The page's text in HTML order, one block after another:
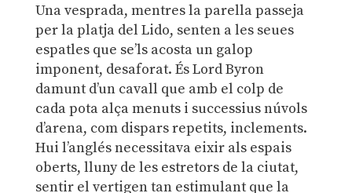
Una vesprada, mentres la parella passeja
per la platja del Lido, senten a les seues
espatles que se’ls acosta un galop
imponent, desaforat. És Lord Byron
damunt d’un cavall que amb el colp de
cada pota alça menuts i successius núvols
d’arena, com dispars repetits, inclements.
Hui l’anglés necessitava eixir als espais
oberts, lluny de les estretors de la ciutat,
sentir el vertigen tan estimulant que la